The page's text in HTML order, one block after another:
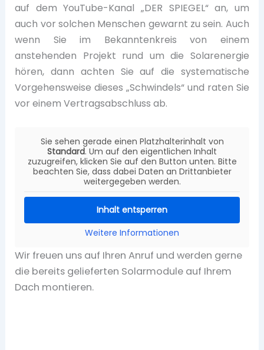
auf dem YouTube-Kanal „DER SPIEGEL“ an, um
auch vor solchen Menschen gewarnt zu sein. Auch
wenn Sie im Bekanntenkreis von einem
anstehenden Projekt rund um die Solarenergie
hören, dann achten Sie auf die systematische
Vorgehensweise dieses „Schwindels“ und raten Sie
vor einem Vertragsabschluss ab.
Sie sehen gerade einen Platzhalterinhalt von
Standard. Um auf den eigentlichen Inhalt
zuzugreifen, klicken Sie auf den Button unten. Bitte
beachten Sie, dass dabei Daten an Drittanbieter
weitergegeben werden.
Inhalt entsperren
Weitere Informationen
Wir freuen uns auf Ihren Anruf und werden gerne
die bereits gelieferten Solarmodule auf Ihrem
Dach montieren.